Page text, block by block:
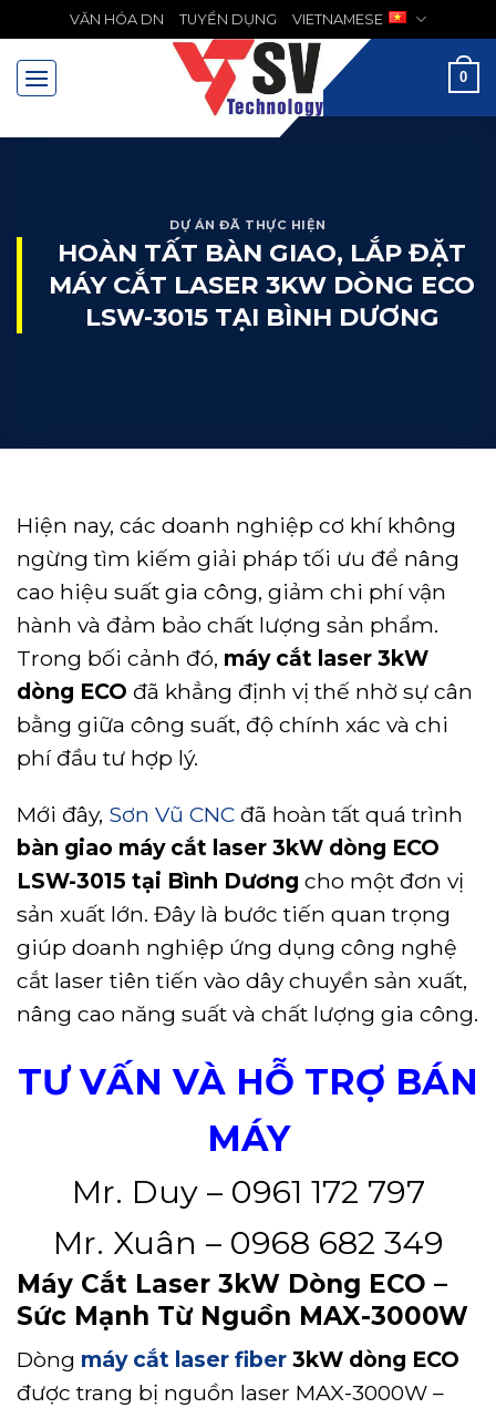
đến
nội
dung
VĂN HÓA DN TUYỂN DỤNG VIETNAMESE
0
DỰ ÁN ĐÃ THỰC HIỆN
HOÀN TẤT BÀN GIAO, LẮP ĐẶT
MÁY CẮT LASER 3KW DÒNG ECO
LSW-3015 TẠI BÌNH DƯƠNG
Hiện nay, các doanh nghiệp cơ khí không
ngừng tìm kiếm giải pháp tối ưu để nâng
cao hiệu suất gia công, giảm chi phí vận
hành và đảm bảo chất lượng sản phẩm.
Trong bối cảnh đó, máy cắt laser 3kW
dòng ECO đã khẳng định vị thế nhờ sự cân
bằng giữa công suất, độ chính xác và chi
phí đầu tư hợp lý.
Mới đây, Sơn Vũ CNC đã hoàn tất quá trình
bàn giao máy cắt laser 3kW dòng ECO
LSW-3015 tại Bình Dương cho một đơn vị
sản xuất lớn. Đây là bước tiến quan trọng
giúp doanh nghiệp ứng dụng công nghệ
cắt laser tiên tiến vào dây chuyền sản xuất,
nâng cao năng suất và chất lượng gia công.
TƯ VẤN VÀ HỖ TRỢ BÁN
MÁY
Mr. Duy – 0961 172 797
Mr. Xuân – 0968 682 349
Máy Cắt Laser 3kW Dòng ECO –
Sức Mạnh Từ Nguồn MAX-3000W
Dòng máy cắt laser fiber 3kW dòng ECO
được trang bị nguồn laser MAX-3000W –
MENU